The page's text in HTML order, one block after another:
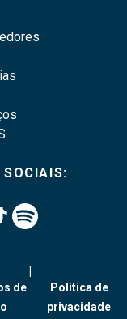
de
Política de
privacidade